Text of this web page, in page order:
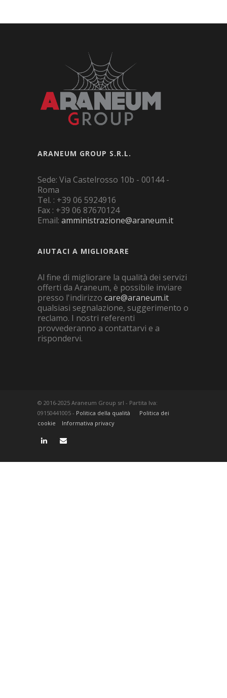
ARANEUM GROUP S.R.L.
Sede: Via Castelrosso 10b - 00144 -
Roma
Tel. : +39 06 5924916
Fax : +39 06 87670124
Email: amministrazione@araneum.it
AIUTACI A MIGLIORARE
Al fine di migliorare la qualità dei servizi
offerti da Araneum, è possibile inviare
presso l'indirizzo care@araneum.it
qualsiasi segnalazione, suggerimento o
reclamo. I nostri referenti
provvederanno a contattarvi e a
rispondervi.
© 2016-2025 Araneum Group srl - Partita Iva:
09150441005 - Politica della qualità
Politica dei
cookie
Informativa privacy